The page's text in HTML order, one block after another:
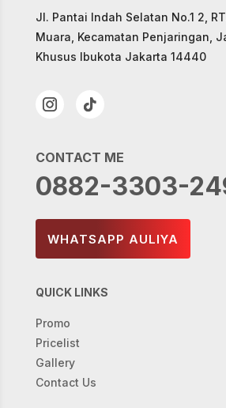
Jl. Pantai Indah Selatan No.1 2,
Muara, Kecamatan Penjaringan,
Khusus Ibukota Jakarta 14440
CONTACT ME
0882-3303-
WHATSAPP AULIYA
QUICK LINKS
Promo
Pricelist
Gallery
Contact Us